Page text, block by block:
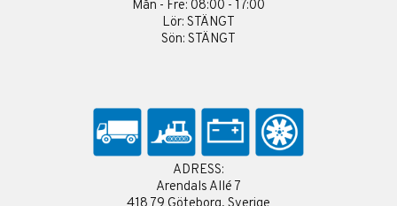
Mån - Fre: 08:00 - 17:00
Lör: STÄNGT
Sön: STÄNGT
ADRESS:
Arendals Allé 7